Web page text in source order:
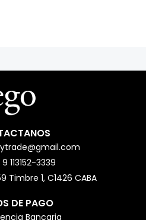
113152-3339
Timbre 1, C1426 CABA
DE PAGO
Bancaria